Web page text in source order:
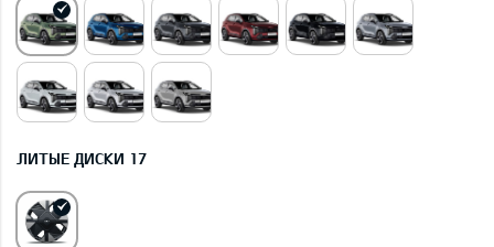
ЛИТЫЕ ДИСКИ 17